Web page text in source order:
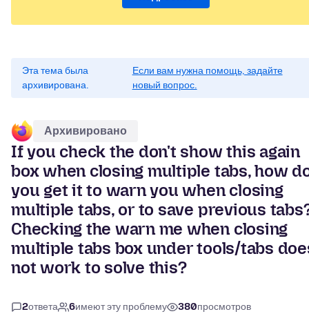
Эта тема была
архивирована.
Если вам нужна помощь, задайте
новый вопрос.
Архивировано
If you check the don't show this again
box when closing multiple tabs, how
you get it to warn you when closing
multiple tabs, or to save previous
Checking the warn me when closing
multiple tabs box under tools/tabs
not work to solve this?
2ответа 6имеют эту проблему 380просмотров